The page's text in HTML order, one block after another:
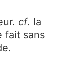
cf. la
fait sans